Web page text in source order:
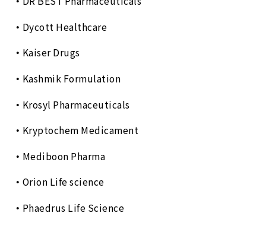
Dycott Healthcare
Kaiser Drugs
Kashmik Formulation
Krosyl Pharmaceuticals
Kryptochem Medicament
Mediboon Pharma
Orion Life science
Phaedrus Life Science